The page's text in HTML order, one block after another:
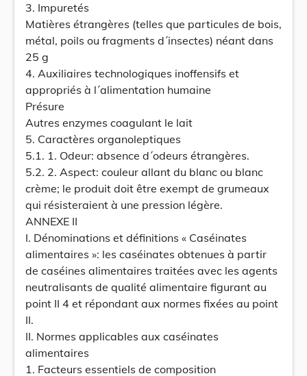
3. Impuretés
Matières étrangères (telles que particules de bois,
métal, poils ou fragments d´insectes) néant dans
25 g
4. Auxiliaires technologiques inoffensifs et
appropriés à l´alimentation humaine
Présure
Autres enzymes coagulant le lait
5. Caractères organoleptiques
5.1. 1. Odeur: absence d´odeurs étrangères.
5.2. 2. Aspect: couleur allant du blanc ou blanc
crème; le produit doit être exempt de grumeaux
qui résisteraient à une pression légère.
ANNEXE II
I. Dénominations et définitions « Caséinates
alimentaires »: les caséinates obtenues à partir
de caséines alimentaires traitées avec les agents
neutralisants de qualité alimentaire figurant au
point II 4 et répondant aux normes fixées au point
II.
II. Normes applicables aux caséinates
alimentaires
1. Facteurs essentiels de composition